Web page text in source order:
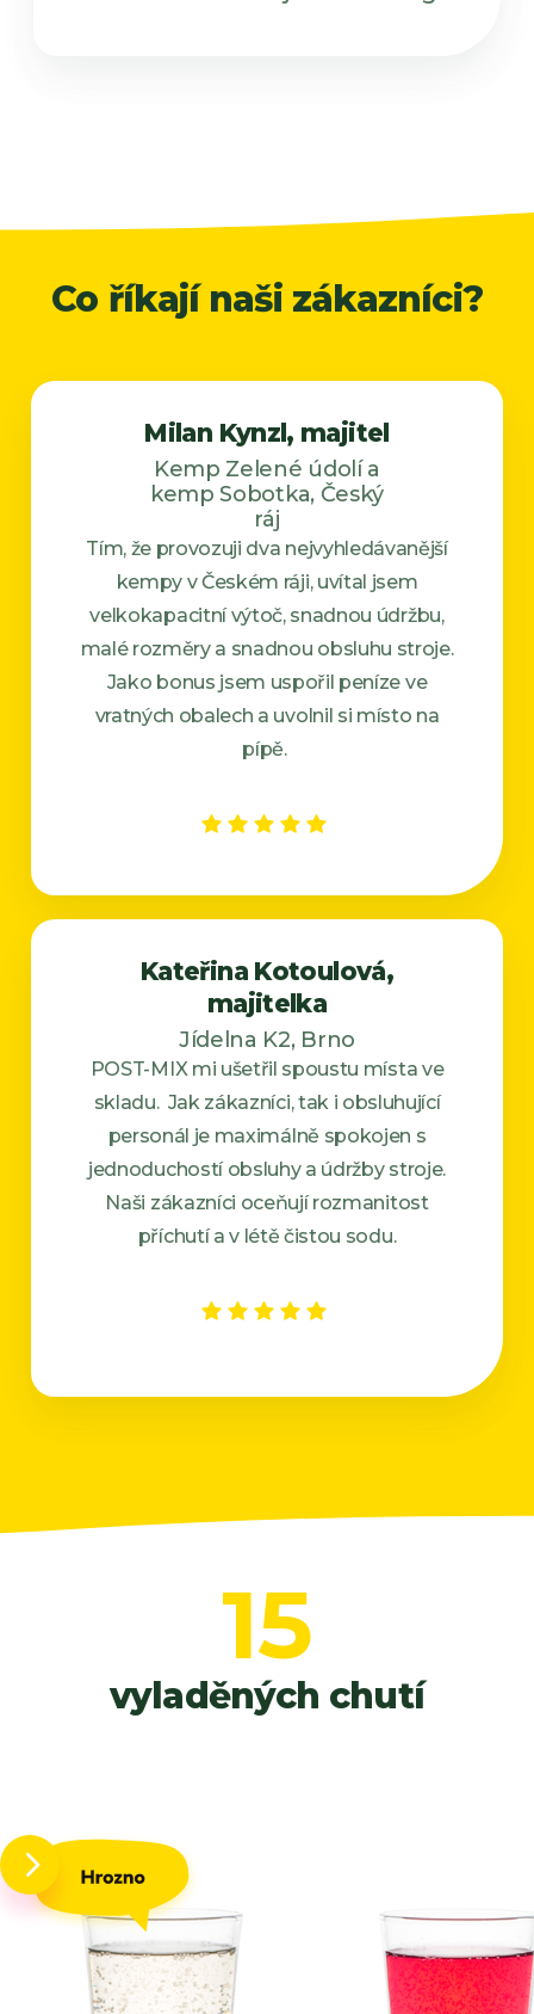
Co říkají naši zákazníci?
Milan Kynzl, majitel
Kemp Zelené údolí a
kemp Sobotka, Český
ráj
Tím, že provozuji dva nejvyhledávanější
kempy v Českém ráji, uvítal jsem
velkokapacitní výtoč, snadnou údržbu,
malé rozměry a snadnou obsluhu stroje.
Jako bonus jsem uspořil peníze ve
vratných obalech a uvolnil si místo na
pípě.
Kateřina Kotoulová,
majitelka
Jídelna K2, Brno
POST-MIX mi ušetřil spoustu místa ve
skladu. Jak zákazníci, tak i obsluhující
personál je maximálně spokojen s
jednoduchostí obsluhy a údržby stroje.
Naši zákazníci oceňují rozmanitost
příchutí a v létě čistou sodu.
15
vyladěných chutí
